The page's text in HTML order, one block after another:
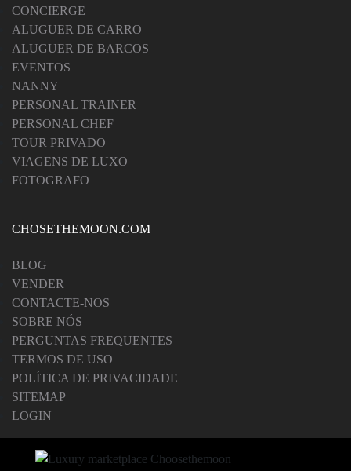
CONCIERGE
ALUGUER DE CARRO
ALUGUER DE BARCOS
EVENTOS
NANNY
PERSONAL TRAINER
PERSONAL CHEF
TOUR PRIVADO
VIAGENS DE LUXO
FOTOGRAFO
CHOSETHEMOON.COM
BLOG
VENDER
CONTACTE-NOS
SOBRE NÓS
PERGUNTAS FREQUENTES
TERMOS DE USO
POLÍTICA DE PRIVACIDADE
SITEMAP
LOGIN